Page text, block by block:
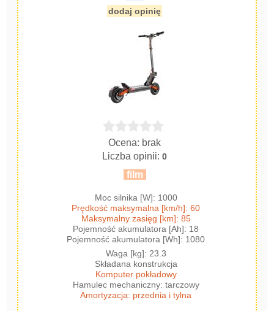
dodaj opinię
Ocena: brak
Liczba opinii:0
film
Moc silnika [W]: 1000
Prędkość maksymalna [km/h]: 60
Maksymalny zasięg [km]: 85
Pojemność akumulatora [Ah]: 18
Pojemność akumulatora [Wh]: 1080
Waga [kg]: 23.3
Składana konstrukcja
Komputer pokładowy
Hamulec mechaniczny: tarczowy
Amortyzacja: przednia i tylna